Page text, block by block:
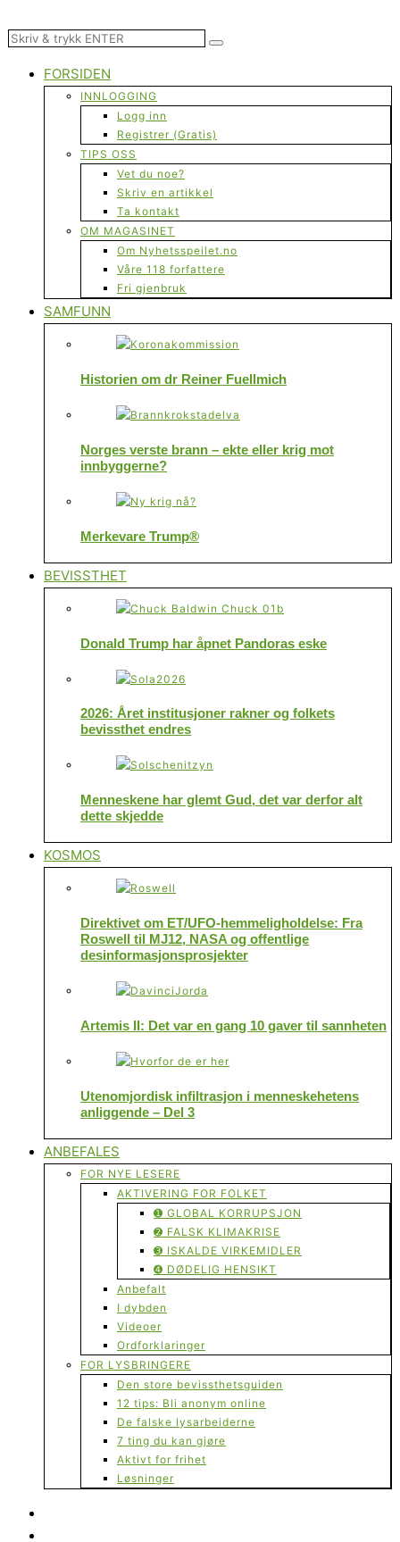
FORSIDEN
INNLOGGING
Logg inn
Registrer (Gratis)
TIPS OSS
Vet du noe?
Skriv en artikkel
Ta kontakt
OM MAGASINET
Om Nyhetsspeilet.no
Våre 118 forfattere
Fri gjenbruk
SAMFUNN
Historien om dr Reiner Fuellmich
Norges verste brann – ekte eller krig mot
innbyggerne?
Merkevare Trump®
BEVISSTHET
Donald Trump har åpnet Pandoras eske
2026: Året institusjoner rakner og folkets
bevissthet endres
Menneskene har glemt Gud, det var derfor alt
dette skjedde
KOSMOS
Direktivet om ET/UFO-hemmeligholdelse: Fra
Roswell til MJ12, NASA og offentlige
desinformasjonsprosjekter
Artemis II: Det var en gang 10 gaver til sannheten
Utenomjordisk infiltrasjon i menneskehetens
anliggende – Del 3
ANBEFALES
FOR NYE LESERE
AKTIVERING FOR FOLKET
➊ GLOBAL KORRUPSJON
➋ FALSK KLIMAKRISE
➌ ISKALDE VIRKEMIDLER
➍ DØDELIG HENSIKT
Anbefalt
I dybden
Videoer
Ordforklaringer
FOR LYSBRINGERE
Den store bevissthetsguiden
12 tips: Bli anonym online
De falske lysarbeiderne
7 ting du kan gjøre
Aktivt for frihet
Løsninger